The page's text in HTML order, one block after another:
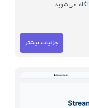
آگاه می‌شوید
جزئیات بیشتر